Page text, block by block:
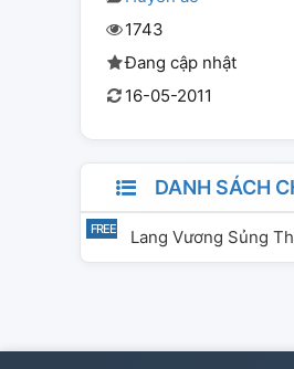
1743
Đang cập nhật
16-05-2011
DANH SÁCH
Lang Vương Sủng